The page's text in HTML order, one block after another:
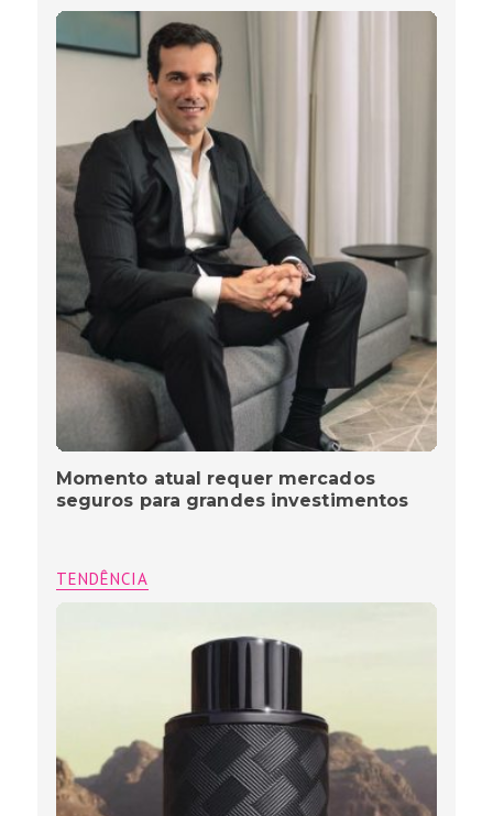
Momento atual requer mercados
seguros para grandes investimentos
TENDÊNCIA